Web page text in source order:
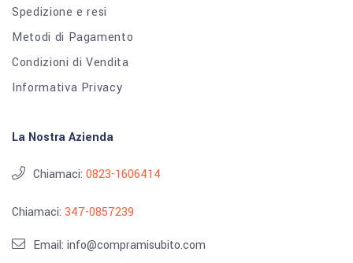
Spedizione e resi
Metodi di Pagamento
Condizioni di Vendita
Informativa Privacy
La Nostra Azienda
Chiamaci: 0823-1606414
Chiamaci: 347-0857239
Email: info@compramisubito.com